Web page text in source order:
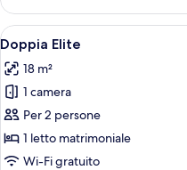
finestre
Standard,
letto
matrimoniale,
senza
finestre
Apri
tutte
le
foto
per
Doppia
Elite
8
Doppia Elite
18 m²
1 camera
Per 2 persone
1 letto matrimoniale
Wi-Fi gratuito